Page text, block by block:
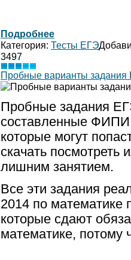
Подробнее
Категория: Тесты ЕГЭ
3497
Пробные варианты
Пробные задания
составленные
которые могут
скачать посмотреть
лишним занятием.
Все эти задания
2014 по математике
которые сдают
математике, потому